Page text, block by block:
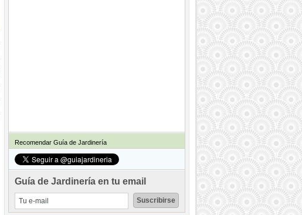
Recomendar Guía de Jardinería
Guía de Jardinería en tu email